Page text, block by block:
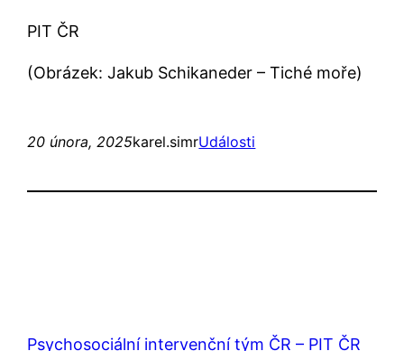
PIT ČR
(Obrázek: Jakub Schikaneder – Tiché moře)
20 února, 2025karel.simrUdálosti
Psychosociální intervenční tým ČR – PIT ČR